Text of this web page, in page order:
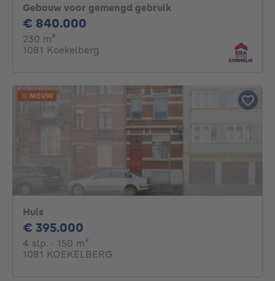
Gebouw voor gemengd gebruik
€ 840.000
230 m²
1081 Koekelberg
Huis
€ 395.000
4 slp. 4 slaapkamers
· 150 m²
1081 KOEKELBERG
NIEUW